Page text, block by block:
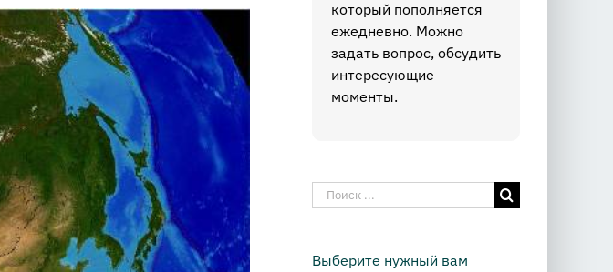
который пополняется
ежедневно. Можно
задать вопрос, обсудить
интересующие
моменты.
Результат
поиска:
Выберите нужный вам